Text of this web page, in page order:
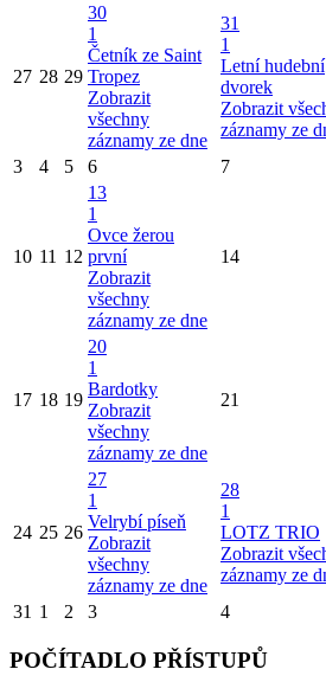
27 28 29
30
1
Četník ze Saint
Tropez
Zobrazit
všechny
záznamy ze dne
31
1
Letní hudební
dvorek
Zobrazit
záznamy ze
3 4 5 6 7
10 11 12
13
1
Ovce žerou
první
Zobrazit
všechny
záznamy ze dne
14
17 18 19
20
1
Bardotky
Zobrazit
všechny
záznamy ze dne
21
24 25 26
27
1
Velrybí píseň
Zobrazit
všechny
záznamy ze dne
28
1
LOTZ TRIO
Zobrazit
záznamy ze
31 1 2 3 4
POČÍTADLO PŘÍSTUPŮ